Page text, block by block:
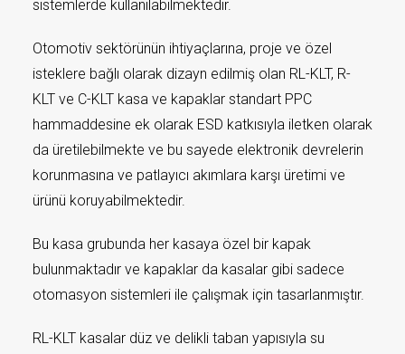
sistemlerde kullanılabilmektedir.
Otomotiv sektörünün ihtiyaçlarına, proje ve özel
isteklere bağlı olarak dizayn edilmiş olan RL-KLT, R-
KLT ve C-KLT kasa ve kapaklar standart PPC
hammaddesine ek olarak ESD katkısıyla iletken olarak
da üretilebilmekte ve bu sayede elektronik devrelerin
korunmasına ve patlayıcı akımlara karşı üretimi ve
ürünü koruyabilmektedir.
Bu kasa grubunda her kasaya özel bir kapak
bulunmaktadır ve kapaklar da kasalar gibi sadece
otomasyon sistemleri ile çalışmak için tasarlanmıştır.
RL-KLT kasalar düz ve delikli taban yapısıyla su